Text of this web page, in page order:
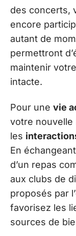
des concerts,
encore
autant de
permettront
maintenir
intacte.
Pour une vie
votre nouvelle
les
En
d’un repas
aux clubs de
proposés par
favorisez les
sources de